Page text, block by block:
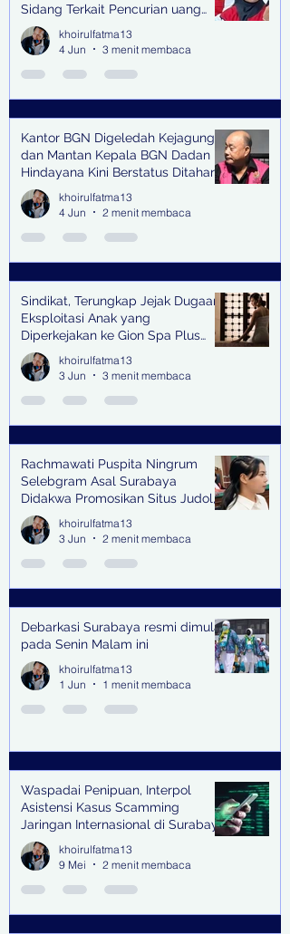
Sidang Terkait Pencurian uang
senilai Rp1,285 M di PN Surabaya
khoirulfatma13
4 Jun
3 menit membaca
Kantor BGN Digeledah Kejagung
dan Mantan Kepala BGN Dadan
Hindayana Kini Berstatus Ditahan
khoirulfatma13
4 Jun
2 menit membaca
Sindikat, Terungkap Jejak Dugaan
Eksploitasi Anak yang
Diperkejakan ke Gion Spa Plus
and Pub Surabaya,
khoirulfatma13
3 Jun
3 menit membaca
Rachmawati Puspita Ningrum
Selebgram Asal Surabaya
Didakwa Promosikan Situs Judol,
Raup Rp2 Juta dari Tiga Kali
Endorse
khoirulfatma13
3 Jun
2 menit membaca
Debarkasi Surabaya resmi dimulai
pada Senin Malam ini
khoirulfatma13
1 Jun
1 menit membaca
Waspadai Penipuan, Interpol
Asistensi Kasus Scamming
Jaringan Internasional di Surabaya
khoirulfatma13
9 Mei
2 menit membaca